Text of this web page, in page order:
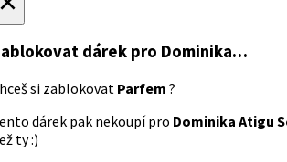
dárek pro Dominika…
si zablokovat Parfem ?
dárek pak nekoupí pro Dominika Atigu
ty :)